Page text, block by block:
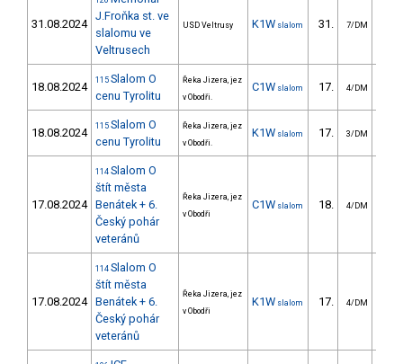
31.08.2024
J.Froňka st. ve
slalomu ve
Veltrusech
USD Veltrusy K1W slalom 31. 7/DM
18.08.2024 115 Slalom O
cenu Tyrolitu
Řeka Jizera, jez
v Obodři.
C1W slalom 17. 4/DM
18.08.2024 115 Slalom O
cenu Tyrolitu
Řeka Jizera, jez
v Obodři.
K1W slalom 17. 3/DM
17.08.2024
114 Slalom O
štít města
Benátek + 6.
Český pohár
veteránů
Řeka Jizera, jez
v Obodři
C1W slalom 18. 4/DM
17.08.2024
114 Slalom O
štít města
Benátek + 6.
Český pohár
veteránů
Řeka Jizera, jez
v Obodři
K1W slalom 17. 4/DM